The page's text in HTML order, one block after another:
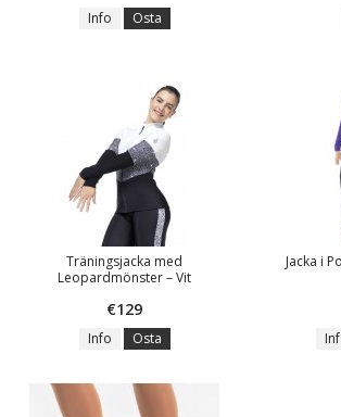
Info Osta
Träningsjacka med
Leopardmönster – Vit
€129
Info Osta
Jacka i